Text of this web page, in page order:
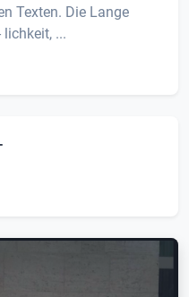
Texten. Die Lange
lichkeit, ...